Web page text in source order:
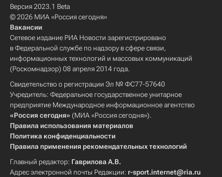
Версия 2023.1 Beta
© 2026 МИА «Россия сегодня»
Вакансии
Сетевое издание РИА Новости зарегистрировано
в Федеральной службе по надзору в сфере связи,
информационных технологий и массовых коммуникаций
(Роскомнадзор) 08 апреля 2014 года.
Свидетельство о регистрации Эл № ФС77-57640
Учредитель: Федеральное государственное унитарное
предприятие Международное информационное агентство
«Россия сегодня» (МИА «Россия сегодня»).
Правила использования материалов
Политика конфиденциальности
Правила применения рекомендательных технологий
Главный редактор: Гаврилова А.В.
Адрес электронной почты Редакции: r-sport.internet@ria.ru